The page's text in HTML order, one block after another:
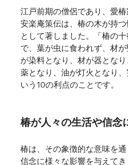
江戸前期の僧侶であり、愛
安楽庵策伝は、椿の木が持つ
として著しました。「椿の
で、葉が虫に食われず、材
が染料となり、材が器とな
薬となり、油が灯火となり
いう10の利点のことです。
椿が人々の生活や信念
椿は、その象徴的な意味を
信念に様々な影響を与えてき